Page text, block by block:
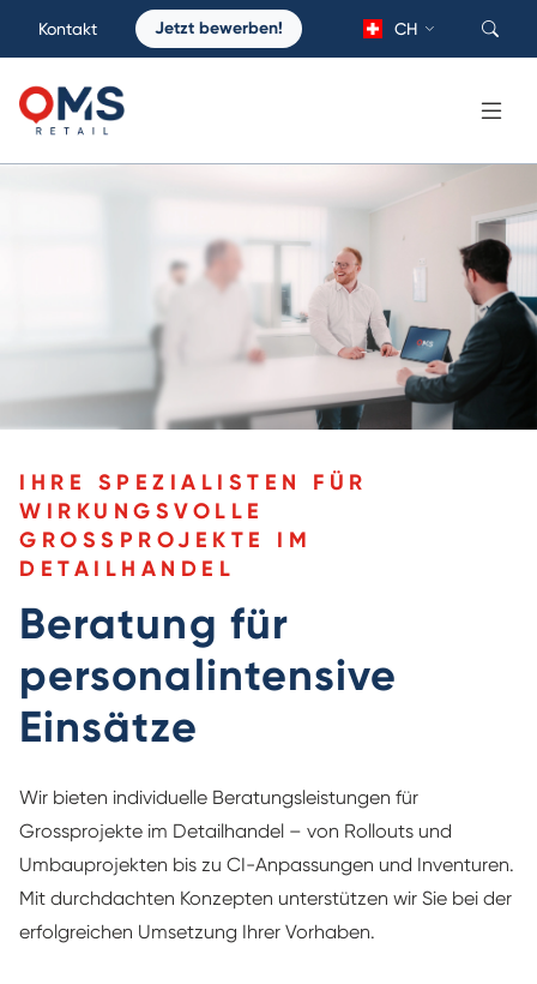
Kontakt Jetzt bewerben! CH
IHRE SPEZIALISTEN FÜR
WIRKUNGSVOLLE
GROSSPROJEKTE IM
DETAILHANDEL
Beratung für
personalintensive
Einsätze
Wir bieten individuelle Beratungsleistungen für
Grossprojekte im Detailhandel – von Rollouts und
Umbauprojekten bis zu CI-Anpassungen und Inventuren.
Mit durchdachten Konzepten unterstützen wir Sie bei der
erfolgreichen Umsetzung Ihrer Vorhaben.